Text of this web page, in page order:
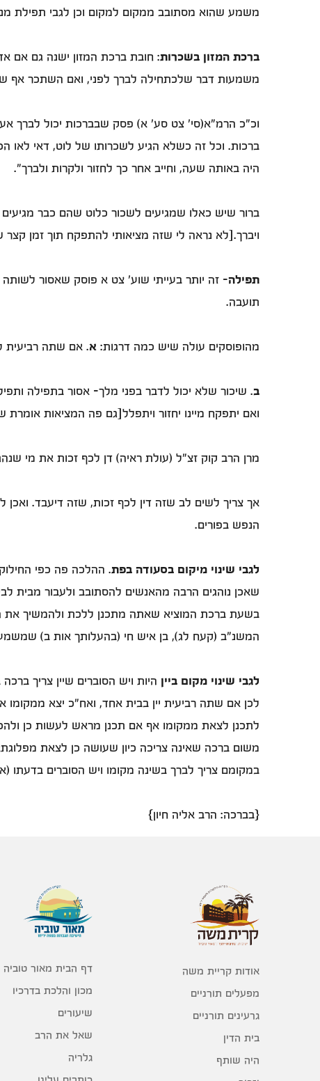
משמע שהוא מסתובב ממקום למקום וכן לגבי תפילת
ברכת המזון בשכרות: חובת ברכת המזון ישנה גם אם
משמעות דבר שלכתחילה לברך לפני, ואם השתכר אף
וכ"כ הרמ"א(סי' צט סע' א) פסק שבברכות יכול לברך
ברכות. וכל זה כשלא הגיע לשכרותו של לוט, דאי לאו
היה באותה שעה, וחייב אחר כך לחזור ולקרות ולברך".
ברור שיש כאלו שמגיעים לשכור כלוט שהם כבר
ויברך.[לא נראה לי שזה מציאותי להתפקח תוך זמן קצר
תפילה- זה יותר בעייתי שוע' צט א פוסק שאסור
תועבה.
מהופוסקים עולה שיש כמה דרגות: א. אם שתה רביעית
ב. שיכור שלא יכול לדבר בפני מלך- אסור בתפילה
ואם יתפקח מיינו יחזור ויתפלל[גם פה המציאות
מרן הרב קוק זצ"ל (עולת ראיה) דן לכף זכות את מי
אך צריך לשים לב שזה דין לכף זכות, שזה דיעבד. ואכן
הנפש בפורים.
לגבי שינוי מיקום בסעודה בפת. ההלכה פה כפי
שאכן נוהגים הרבה מהאנשים להסתובב ולעבור מבית
בשעת ברכת המוציא שאתה מתכנן ללכת ולהמשיך את
המשנ"ב (קעח לג), בן איש חי (בהעלותך אות ב)
לגבי שינוי מקום ביין היות ויש הסוברים שיין צריך
לכן אם שתה רביעית יין בבית אחד, ואח"כ יצא
לתכנן לצאת ממקומו אף אם תכנן מראש לעשות כן
משום ברכה שאינה צריכה כיון שעושה כן לצאת
במקומם צריך לברך בשינה מקומו ויש הסוברים בדעתו
{בברכה: הרב אליה חיון}
אודות קריית משה
מפעלים תורניים
גרעינים תורניים
בית הדין
היה שותף
דף הבית מאור טוביה
מכון והלכת בדרכיו
שיעורים
שאל את הרב
גלריה